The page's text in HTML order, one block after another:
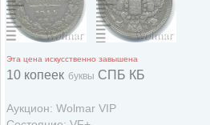
Эта цена искусственно завышена
10 копеек буквы СПБ КБ
Аукцион: Wolmar VIP